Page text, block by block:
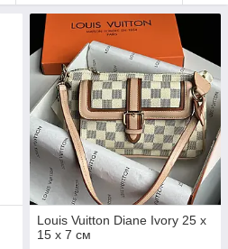
Louis Vuitton Diane Ivory 25 x
15 x 7 см